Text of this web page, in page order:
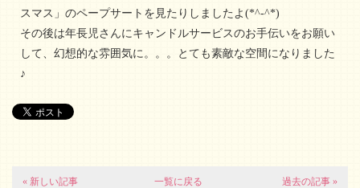
スマス」のペープサートを見たりしましたよ(*^-^*)
その後は年長児さんにキャンドルサービスのお手伝いをお願い
して、幻想的な雰囲気に。。。とても素敵な空間になりました
♪
« 新しい記事 一覧に戻る 過去の記事 »